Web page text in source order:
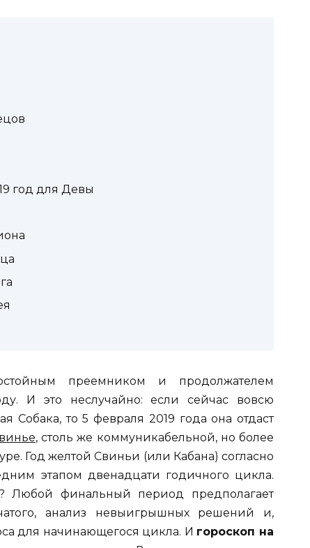
год для Девы
преемником и продолжателем
И это неслучайно: если сейчас вовсю
Собака, то 5 февраля 2019 года она отдаст
, столь же коммуникабельной, но более
Год желтой Свиньи (или Кабана) согласно
этапом двенадцати годичного цикла.
Любой финальный период предполагает
анализ невыигрышных решений и,
для начинающегося цикла. И гороскоп на